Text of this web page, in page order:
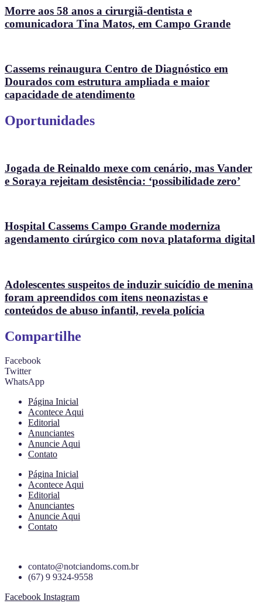
Morre aos 58 anos a cirurgiã-dentista e
comunicadora Tina Matos, em Campo Grande
Cassems reinaugura Centro de Diagnóstico em
Dourados com estrutura ampliada e maior
capacidade de atendimento
Oportunidades
Jogada de Reinaldo mexe com cenário, mas Vander
e Soraya rejeitam desistência: ‘possibilidade zero’
Hospital Cassems Campo Grande moderniza
agendamento cirúrgico com nova plataforma digital
Adolescentes suspeitos de induzir suicídio de menina
foram apreendidos com itens neonazistas e
conteúdos de abuso infantil, revela polícia
Compartilhe
Facebook
Twitter
WhatsApp
Página Inicial
Acontece Aqui
Editorial
Anunciantes
Anuncie Aqui
Contato
Página Inicial
Acontece Aqui
Editorial
Anunciantes
Anuncie Aqui
Contato
contato@notciandoms.com.br
(67) 9 9324-9558
Facebook Instagram